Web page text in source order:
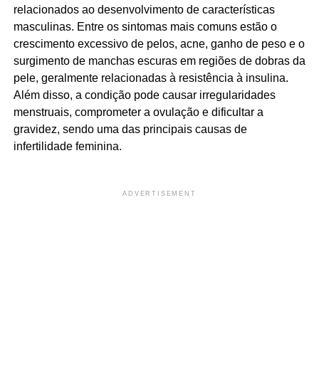
relacionados ao desenvolvimento de características
masculinas. Entre os sintomas mais comuns estão o
crescimento excessivo de pelos, acne, ganho de peso e o
surgimento de manchas escuras em regiões de dobras da
pele, geralmente relacionadas à resistência à insulina.
Além disso, a condição pode causar irregularidades
menstruais, comprometer a ovulação e dificultar a
gravidez, sendo uma das principais causas de
infertilidade feminina.
ADVERTISEMENT